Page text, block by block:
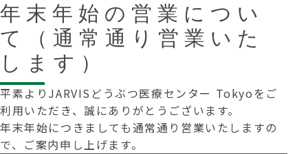
年末年始の営業につい
て（通常通り営業いた
します）
平素よりJARVISどうぶつ医療センター Tokyoをご
利用いただき、誠にありがとうございます。
年末年始につきましても通常通り営業いたしますの
で、ご案内申し上げます。